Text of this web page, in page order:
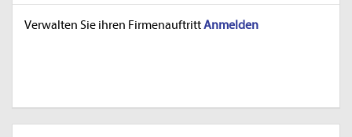
Verwalten Sie ihren FirmenauftrittAnmelden